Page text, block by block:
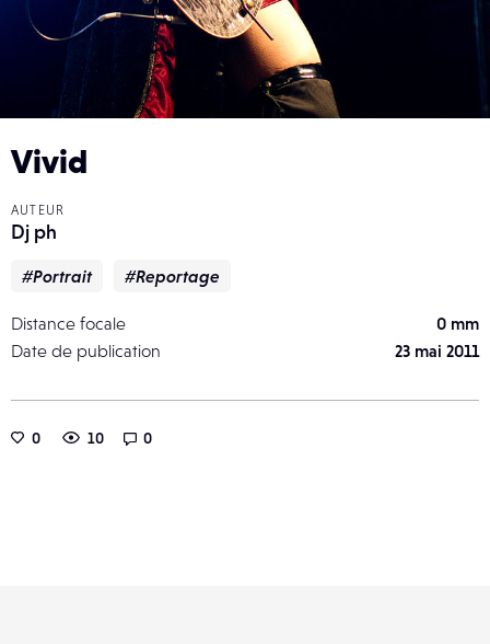
Vivid
AUTEUR
Dj ph
#Portrait #Reportage
Distance focale
0 mm
Date de publication
23 mai 2011
0 10 0